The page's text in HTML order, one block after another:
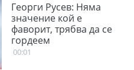
Георги Русев: Няма
значение кой е
фаворит, трябва да се
гордеем
00:01